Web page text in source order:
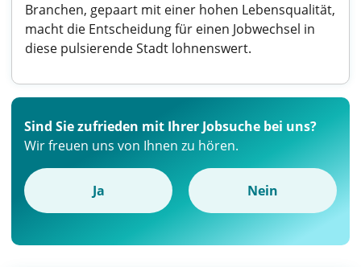
Branchen, gepaart mit einer hohen Lebensqualität,
macht die Entscheidung für einen Jobwechsel in
diese pulsierende Stadt lohnenswert.
Sind Sie zufrieden mit Ihrer Jobsuche bei uns?
Wir freuen uns von Ihnen zu hören.
Ja Nein